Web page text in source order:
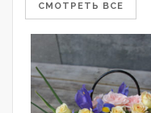
СМОТРЕТЬ ВСЕ